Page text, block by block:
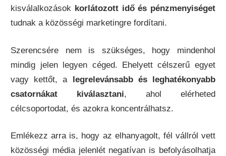
kisválalkozások korlátozott idő és pénzmenyiséget
tudnak a közösségi marketingre fordítani.
Szerencsére nem is szükséges, hogy mindenhol
mindig jelen legyen céged. Ehelyett célszerű egyet
vagy kettőt, alegrelevánsabb és leghatékonyabb
csatornákat kiválasztani, ahol elérheted
célcsoportodat, és azokra koncentrálhatsz.
Emlékezz arra is, hogy az elhanyagolt, fél vállról vett
közösségi média jelenlét negatívan is befolyásolhatja